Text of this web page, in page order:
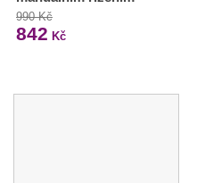
990 Kč
842 Kč